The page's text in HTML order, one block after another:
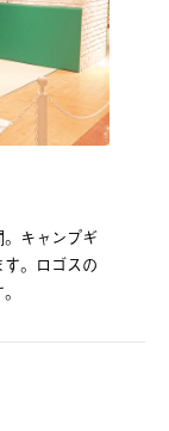
キャンプギ
。ロゴスの